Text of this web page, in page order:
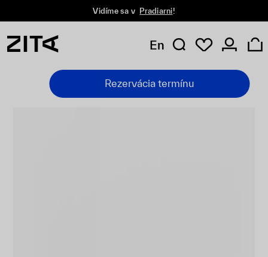
Vidíme sa v Pradiarni!
En
Rezervácia termínu